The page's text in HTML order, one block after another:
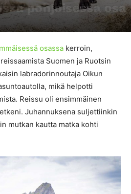
pohjoisessa osa
osassa kerroin,
Suomen ja Ruotsin
labradorinnoutaja Oikun
mikä helpotti
Reissu oli ensimmäinen
Juhannuksena suljettiinkin
mutkan kautta matka kohti